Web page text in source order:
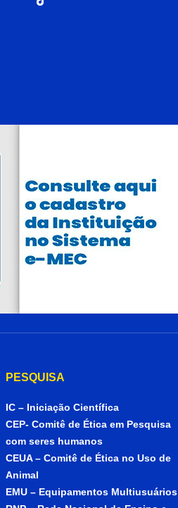
PESQUISA
IC – Iniciação Científica
CEP- Comitê de Ética em Pesquisa
com seres humanos
CEUA – Comitê de Ética no Uso de
Animal
EMU – Equipamentos Multiusuários